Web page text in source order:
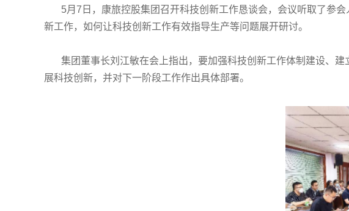
5月7日，康旅控股集团召开科技创新工作恳谈会，会议听取了参
新工作，如何让科技创新工作有效指导生产等问题展开研讨。
集团董事长刘江敏在会上指出，要加强科技创新工作体制建设、
展科技创新，并对下一阶段工作作出具体部署。